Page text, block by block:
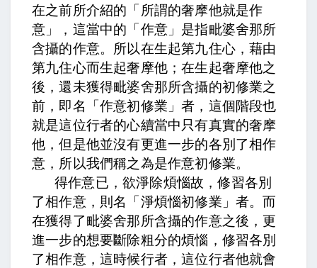
在之前所介紹的「所謂的奢摩他就是作
意」，這當中的「作意」是指毗婆舍那所
含攝的作意。所以在生起第九住心，藉由
第九住心而生起奢摩他；在生起奢摩他之
後，還未獲得毗婆舍那所含攝的初修業之
前，即名「作意初修業」者，這個階段也
就是這位行者的心續當中只有真實的奢摩
他，但是他並沒有更進一步的各別了相作
意，所以我們稱之為是作意初修業。
得作意已，欲淨除煩惱故，修習各別
了相作意，則名「淨煩惱初修業」者。而
在獲得了毗婆舍那所含攝的作意之後，更
進一步的想要斷除粗分的煩惱，修習各別
了相作意，這時候行者，這位行者他就會